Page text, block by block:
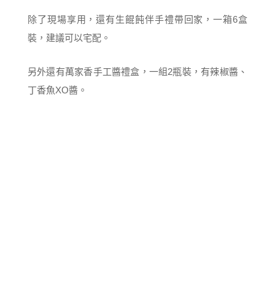
除了現場享用，還有生餛飩伴手禮帶回家，一箱6盒
裝，建議可以宅配。
另外還有萬家香手工醬禮盒，一組2瓶裝，有辣椒醬、
丁香魚XO醬。